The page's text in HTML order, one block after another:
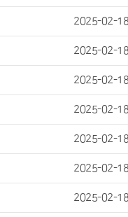
2025-02-18
2025-02-18
2025-02-18
2025-02-18
2025-02-18
2025-02-18
2025-02-18